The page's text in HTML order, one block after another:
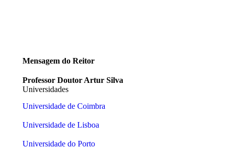
Mensagem do Reitor
Professor Doutor Artur Silva
Universidades
Universidade de Coimbra
Universidade de Lisboa
Universidade do Porto